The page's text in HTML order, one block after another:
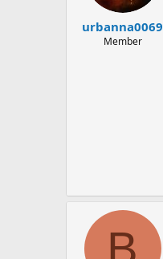
urbanna0069
Member
B